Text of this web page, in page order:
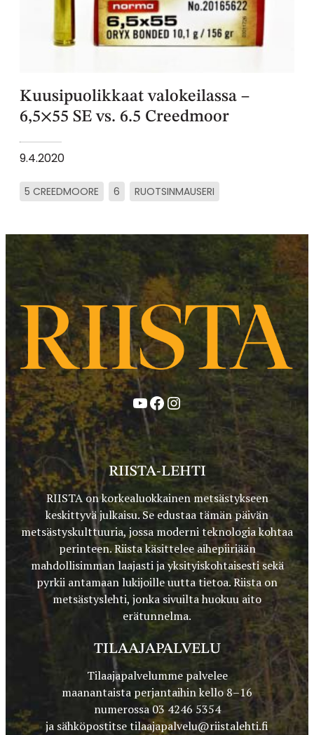
Kuusipuolikkaat valokeilassa –
6,5×55 SE vs. 6.5 Creedmoor
9.4.2020
5 CREEDMOORE 6 RUOTSINMAUSERI
YouTube
Facebook
Instagram
RIISTA-LEHTI
RIISTA on korkealuokkainen metsästykseen
keskittyvä julkaisu. Se edustaa tämän päivän
metsästyskulttuuria, jossa moderni teknologia kohtaa
perinteen. Riista käsittelee aihepiiriään
mahdollisimman laajasti ja yksityiskohtaisesti sekä
pyrkii antamaan lukijoille uutta tietoa. Riista on
metsästyslehti, jonka sivuilta huokuu aito
erätunnelma.
TILAAJAPALVELU
Tilaajapalvelumme palvelee
maanantaista perjantaihin kello 8–16
numerossa 03 4246 5354
ja sähköpostitsetilaajapalvelu@riistalehti.fi